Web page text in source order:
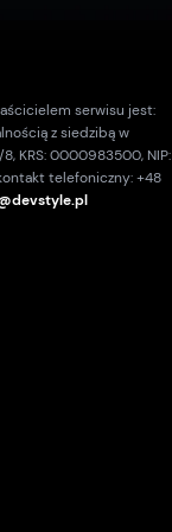
serwisu jest:
z siedzibą w
KRS: 0000983500, NIP:
telefoniczny: +48